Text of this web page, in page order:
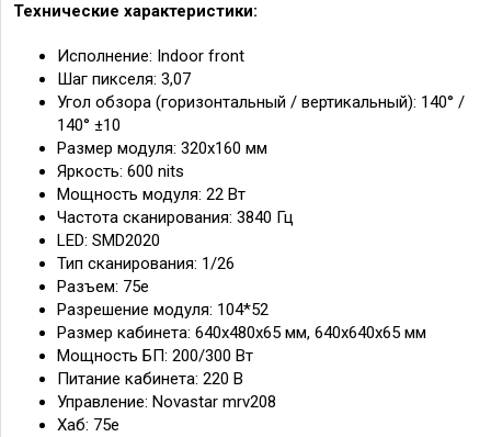
Технические характеристики:
Исполнение: Indoor front
Шаг пикселя: 3,07
Угол обзора (горизонтальный / вертикальный): 140° /
140° ±10
Размер модуля: 320x160 мм
Яркость: 600 nits
Мощность модуля: 22 Вт
Частота сканирования: 3840 Гц
LED: SMD2020
Тип сканирования: 1/26
Разъем: 75e
Разрешение модуля: 104*52
Размер кабинета: 640x480x65 мм, 640x640x65 мм
Мощность БП: 200/300 Вт
Питание кабинета: 220 В
Управление: Novastar mrv208
Хаб: 75e